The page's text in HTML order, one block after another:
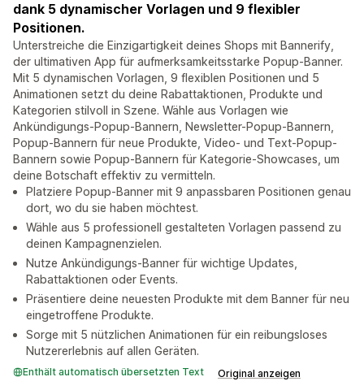
dank 5 dynamischer Vorlagen und 9 flexibler
Positionen.
Unterstreiche die Einzigartigkeit deines Shops mit Bannerify,
der ultimativen App für aufmerksamkeitsstarke Popup-Banner.
Mit 5 dynamischen Vorlagen, 9 flexiblen Positionen und 5
Animationen setzt du deine Rabattaktionen, Produkte und
Kategorien stilvoll in Szene. Wähle aus Vorlagen wie
Ankündigungs-Popup-Bannern, Newsletter-Popup-Bannern,
Popup-Bannern für neue Produkte, Video- und Text-Popup-
Bannern sowie Popup-Bannern für Kategorie-Showcases, um
deine Botschaft effektiv zu vermitteln.
Platziere Popup-Banner mit 9 anpassbaren Positionen genau
dort, wo du sie haben möchtest.
Wähle aus 5 professionell gestalteten Vorlagen passend zu
deinen Kampagnenzielen.
Nutze Ankündigungs-Banner für wichtige Updates,
Rabattaktionen oder Events.
Präsentiere deine neuesten Produkte mit dem Banner für neu
eingetroffene Produkte.
Sorge mit 5 nützlichen Animationen für ein reibungsloses
Nutzererlebnis auf allen Geräten.
Enthält automatisch übersetzten Text Original anzeigen